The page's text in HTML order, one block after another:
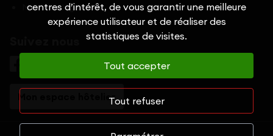
Mentions légales
Mon espace hôtelier
centres d’intérêt, de vous garantir une meilleure
expérience utilisateur et de réaliser des
statistiques de visites.
Tout accepter
Tout refuser